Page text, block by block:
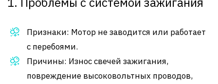
Признаки: Мотор не заводится или работает
с перебоями.
Причины: Износ свечей зажигания,
повреждение высоковольтных проводов,